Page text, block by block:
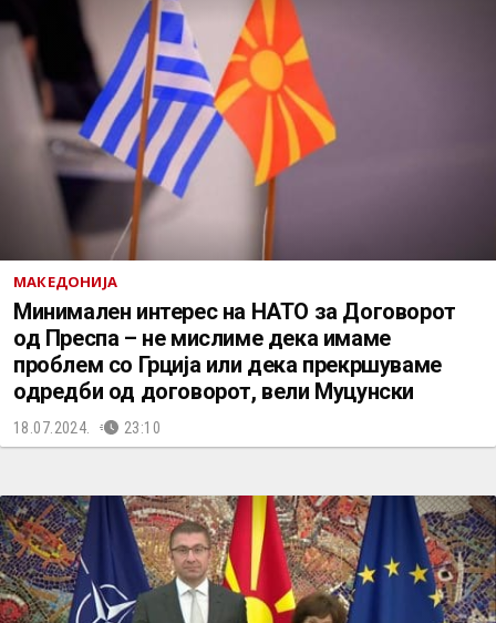
МАКЕДОНИЈА
Минимален интерес на НАТО за Договорот
од Преспа – не мислиме дека имаме
проблем со Грција или дека прекршуваме
одредби од договорот, вели Муцунски
18.07.2024. 23:10